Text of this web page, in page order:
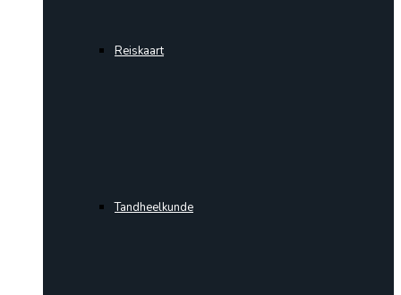
Reiskaart
Tandheelkunde